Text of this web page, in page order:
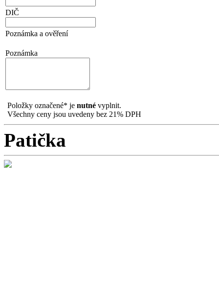
DIČ
Poznámka a ověření
Poznámka
Položky označené* je nutné vyplnit.
Všechny ceny jsou uvedeny bez 21% DPH
Patička